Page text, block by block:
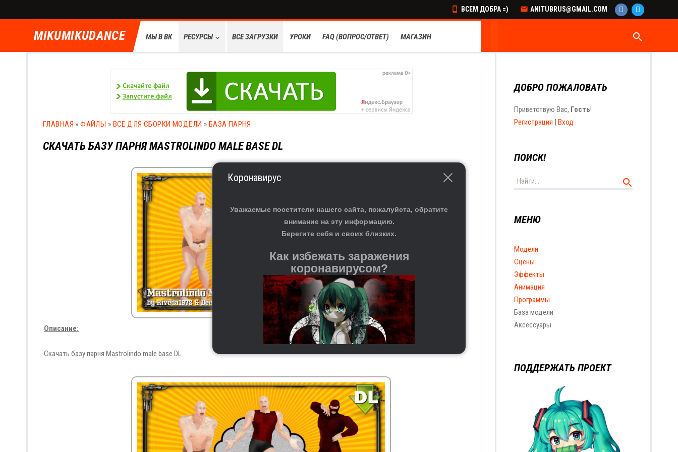
Коронавирус
Уважаемые посетители нашего сайта, пожалуйста, обратите
внимание на эту информацию.
Берегите себя и своих близких.
Как избежать заражения
коронавирусом?
Регулярно мойте руки с мылом и водой или используйте
антисептические средства на спиртовой основе.
При чихании и кашле прикрывайте рот и нос бумажной
салфеткой или согнутым локтём. После этого важно сразу
выкидывать салфетку и мыть руки.
Старайтесь не трогать руками глаза, нос и рот — это
ВСЕМ ДОБРА =) ANITUBRUS@GMAIL.COM
MIKUMIKUDANCE МЫ В ВК РЕСУРСЫ keyboard_arrow_down ВСЕ ЗАГРУЗКИ УРОКИ FAQ (ВОПРОС/ОТВЕТ) МАГАЗИН search
ГЛАВНАЯ »ФАЙЛЫ » ВСЕ ДЛЯ СБОРКИ МОДЕЛИ » БАЗА ПАРНЯ
СКАЧАТЬ БАЗУ ПАРНЯ MASTROLINDO MALE BASE DL
Описание:
Скачать базу парня Mastrolindo male base DL
ДОБРО ПОЖАЛОВАТЬ
Приветствую Вас, Гость!
Регистрация | Вход
ПОИСК!
МЕНЮ
Модели
Сцены
Эффекты
Анимация
Программы
База модели
Аксессуары
ПОДДЕРЖАТЬ ПРОЕКТ